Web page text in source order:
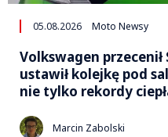
05.08.2026 Moto Newsy
Volkswagen przecenił
ustawił kolejkę pod
nie tylko rekordy
Marcin Zabolski